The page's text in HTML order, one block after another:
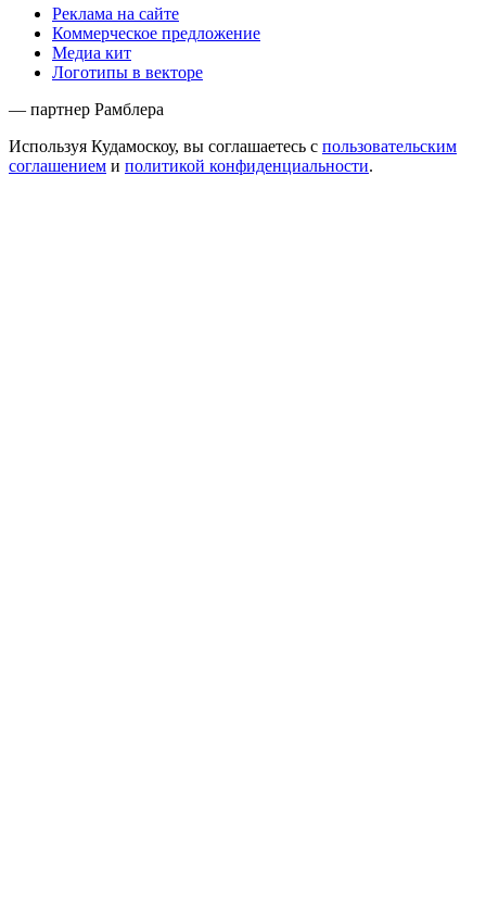
Реклама на сайте
Коммерческое предложение
Медиа кит
Логотипы в векторе
— партнер Рамблера
Используя Кудамоскоу, вы соглашаетесь с пользовательским
соглашением и политикой конфиденциальности.